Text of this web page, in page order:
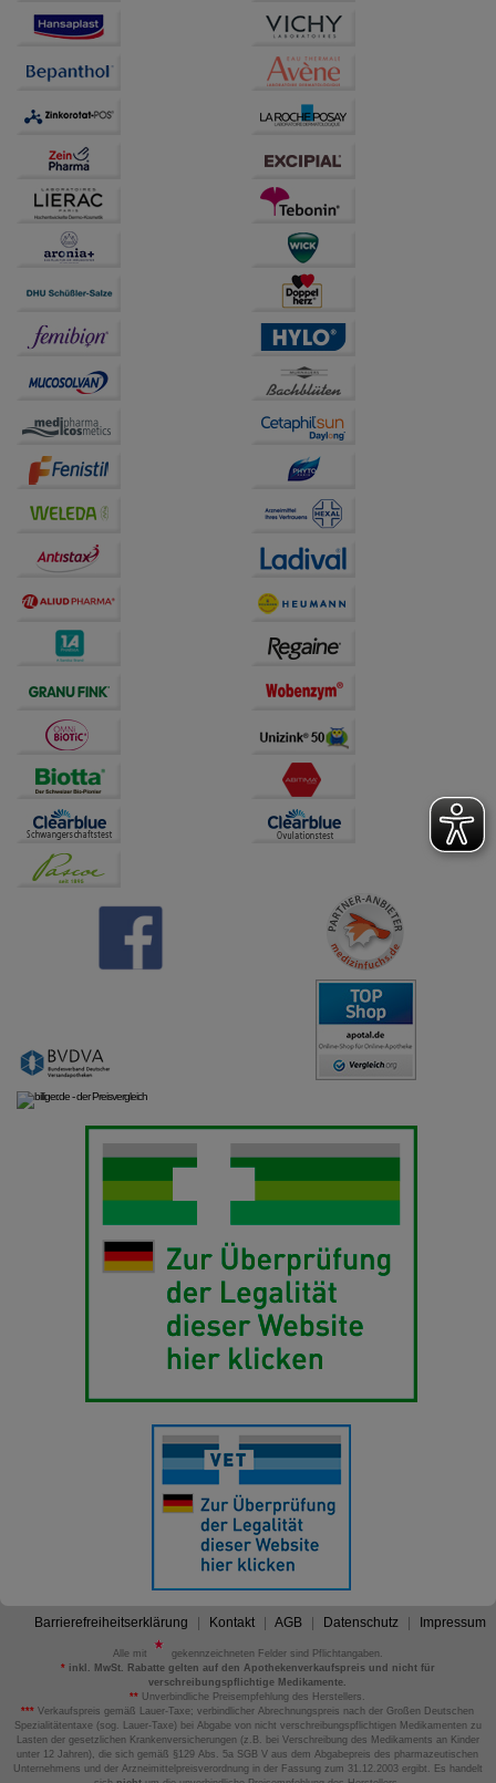
Barrierefreiheitserklärung Kontakt AGB Datenschutz Impressum
Alle mit
gekennzeichneten Felder sind Pflichtangaben.
*inkl. MwSt. Rabatte gelten auf den Apothekenverkaufspreis und nicht für
verschreibungspflichtige Medikamente.
** Unverbindliche Preisempfehlung des Herstellers.
*** Verkaufspreis gemäß Lauer-Taxe; verbindlicher Abrechnungspreis nach der Großen Deutschen
Spezialitätentaxe (sog. Lauer-Taxe) bei Abgabe von nicht verschreibungspflichtigen Medikamenten zu
Lasten der gesetzlichen Krankenversicherungen (z.B. bei Verschreibung des Medikaments an Kinder
unter 12 Jahren), die sich gemäß §129 Abs. 5a SGB V aus dem Abgabepreis des pharmazeutischen
Unternehmens und der Arzneimittelpreisverordnung in der Fassung zum 31.12.2003 ergibt. Es handelt